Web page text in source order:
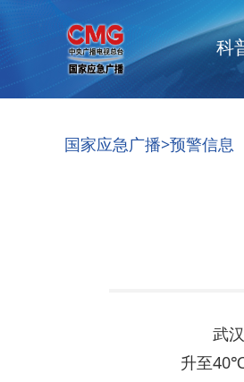
科
国家应急广播>预警信息
武
升至40℃